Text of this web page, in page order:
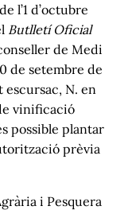
l’1 d’octubre
Butlletí Oficial
de Medi
de setembre de
escursac, N. en
vinificació
possible plantar
prèvia
i Pesquera